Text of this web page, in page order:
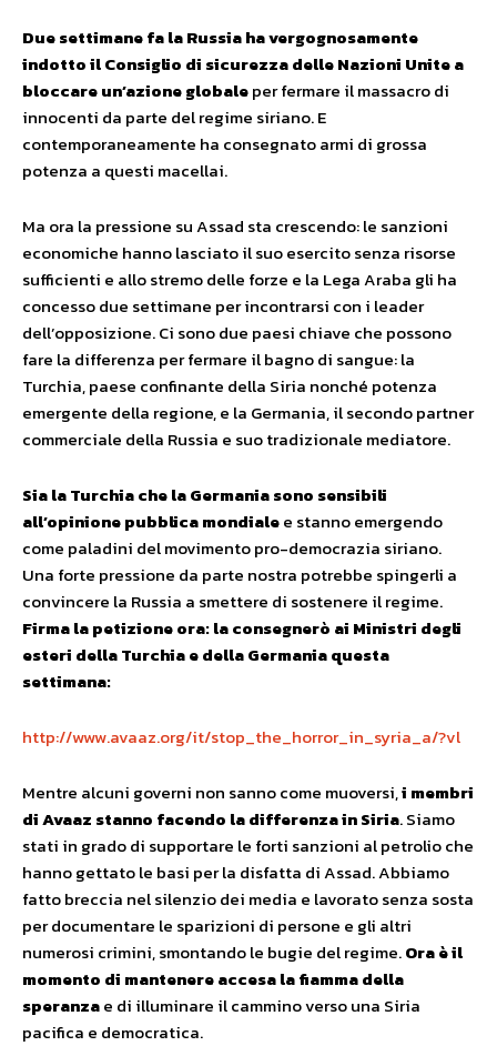
Due settimane fa la Russia ha vergognosamente
indotto il Consiglio di sicurezza delle Nazioni Unite a
bloccare un’azione globaleper fermare il massacro di
innocenti da parte del regime siriano. E
contemporaneamente ha consegnato armi di grossa
potenza a questi macellai.
Ma ora la pressione su Assad sta crescendo: le sanzioni
economiche hanno lasciato il suo esercito senza risorse
sufficienti e allo stremo delle forze e la Lega Araba gli ha
concesso due settimane per incontrarsi con i leader
dell’opposizione. Ci sono due paesi chiave che possono
fare la differenza per fermare il bagno di sangue: la
Turchia, paese confinante della Siria nonché potenza
emergente della regione, e la Germania, il secondo partner
commerciale della Russia e suo tradizionale mediatore.
Sia la Turchia che la Germania sono sensibili
all’opinione pubblica mondialee stanno emergendo
come paladini del movimento pro-democrazia siriano.
Una forte pressione da parte nostra potrebbe spingerli a
convincere la Russia a smettere di sostenere il regime.
Firma la petizione ora: la consegnerò ai Ministri degli
esteri della Turchia e della Germania questa
settimana:
http://www.avaaz.org/it/stop_the_horror_in_syria_a/?vl
Mentre alcuni governi non sanno come muoversi,i membri
di Avaaz stanno facendo la differenza in Siria. Siamo
stati in grado di supportare le forti sanzioni al petrolio che
hanno gettato le basi per la disfatta di Assad. Abbiamo
fatto breccia nel silenzio dei media e lavorato senza sosta
per documentare le sparizioni di persone e gli altri
numerosi crimini, smontando le bugie del regime.Ora è il
momento di mantenere accesa la fiamma della
speranzae di illuminare il cammino verso una Siria
pacifica e democratica.